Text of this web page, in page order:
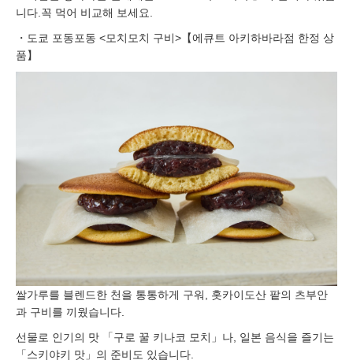
니다.꼭 먹어 비교해 보세요.
・도쿄 포동포동 <모치모치 구비>【에큐트 아키하바라점 한정 상
품】
쌀가루를 블렌드한 천을 통통하게 구워, 홋카이도산 팥의 츠부안
과 구비를 끼웠습니다.
선물로 인기의 맛 「구로 꿀 키나코 모치」나, 일본 음식을 즐기는
「스키야키 맛」의 준비도 있습니다.